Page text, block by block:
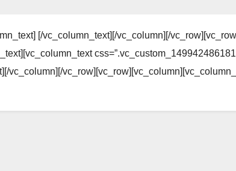
[/vc_column_text][/vc_column][/
vc_column][/